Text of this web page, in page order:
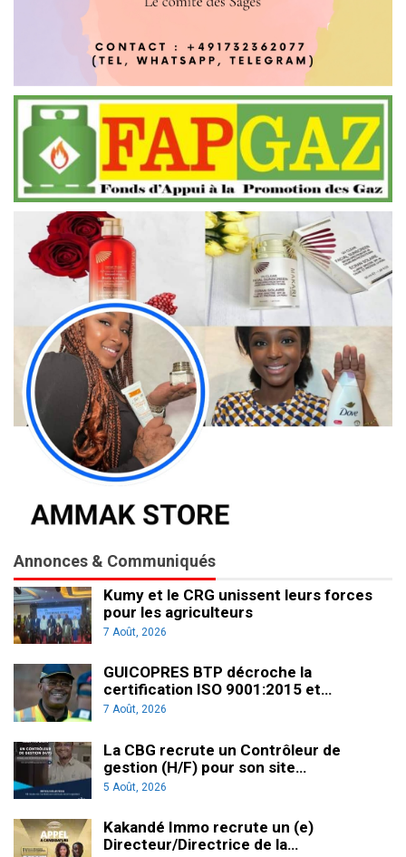
Annonces & Communiqués
Kumy et le CRG unissent leurs forces
pour les agriculteurs
7 Août, 2026
GUICOPRES BTP décroche la
certification ISO 9001:2015 et…
7 Août, 2026
La CBG recrute un Contrôleur de
gestion (H/F) pour son site…
5 Août, 2026
Kakandé Immo recrute un (e)
Directeur/Directrice de la…